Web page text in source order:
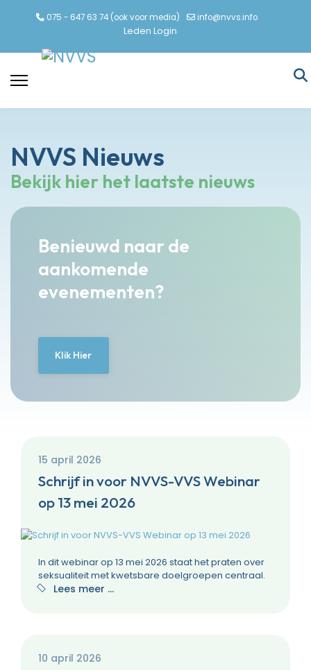
075 - 647 63 74 (ook voor media) info@nvvs.info
Leden Login
NVVS Nieuws
Bekijk hier het laatste nieuws
Benieuwd naar de
aankomende
evenementen?
Klik Hier
15 april 2026
Schrijf in voor NVVS-VVS Webinar
op 13 mei 2026
In dit webinar op 13 mei 2026 staat het praten over
seksualiteit met kwetsbare doelgroepen centraal.
Lees meer …
10 april 2026